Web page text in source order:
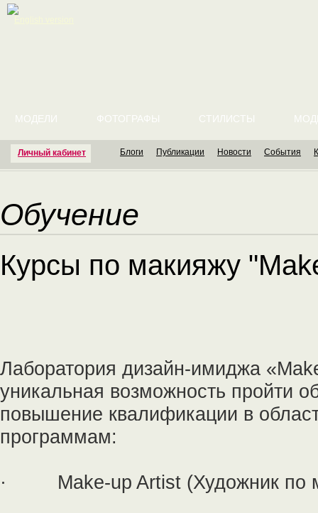
Личный кабинет
МОДЕЛИ ФОТОГРАФЫ СТИЛИСТЫ
Блоги Публикации Новости События
Обучение
Курсы по макияжу
Лаборатория дизайн-имиджа
уникальная возможность пройти
повышение квалификации в
программам:
· Make-up Artist (Художник по